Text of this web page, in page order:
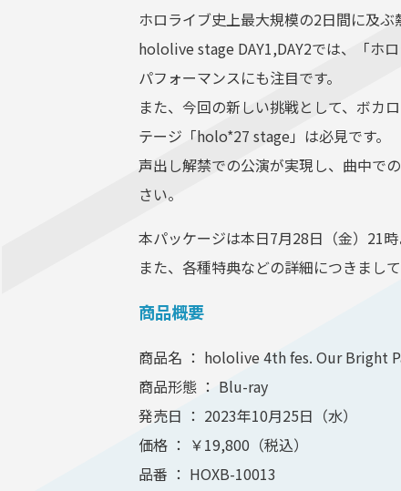
ホロライブ史上最大規模の2日間に及ぶ
hololive stage DAY1,DAY2では、「ホ
パフォーマンスにも注目です。
また、今回の新しい挑戦として、ボカ
テージ「holo*27 stage」は必見です。
声出し解禁での公演が実現し、曲中で
さい。
本パッケージは本日7月28日（金）21
また、各種特典などの詳細につきまし
商品概要
商品名 ： hololive 4th fes. Our Bright
商品形態 ： Blu-ray
発売⽇ ： 2023年10⽉25⽇（⽔）
価格 ： ￥19,800（税込）
品番 ： HOXB-10013